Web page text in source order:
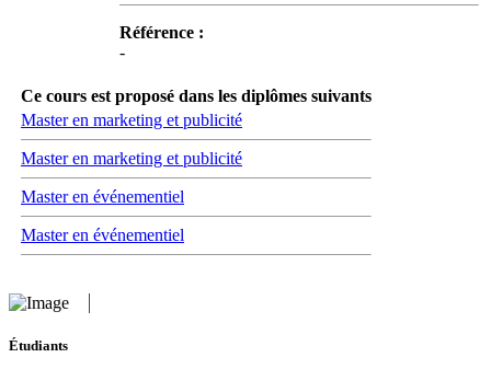
Référence :
-
Ce cours est proposé dans les diplômes suivants
Master en marketing et publicité
Master en marketing et publicité
Master en événementiel
Master en événementiel
Étudiants